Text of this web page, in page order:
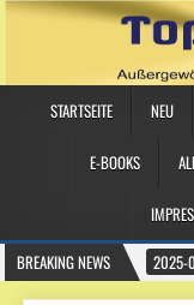
STARTSEITE NEU
E-BOOKS
BREAKING NEWS
2025-